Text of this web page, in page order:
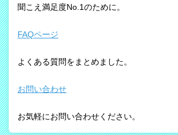
聞こえ満足度No.1のために。
FAQページ
よくある質問をまとめました。
お問い合わせ
お気軽にお問い合わせください。